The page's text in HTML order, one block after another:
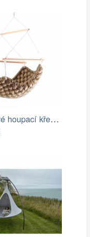
Interiérové houpací křeslo Swingy In…